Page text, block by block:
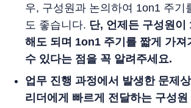
우, 구성원과 논의하여 1on1 주기
도 좋습니다. 단, 언제든 구성원이
해도 되며 1on1 주기를 짧게 가져
수 있다는 점을 꼭 알려주세요.
업무 진행 과정에서 발생한 문제
리더에게 빠르게 전달하는 구성원